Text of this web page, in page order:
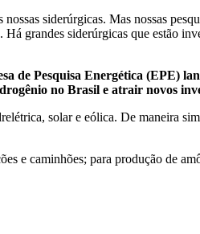
siderúrgicas. Mas nossas
grandes siderúrgicas que estão
de Pesquisa Energética (EPE)
no Brasil e atrair novos
solar e eólica. De maneira
e caminhões; para produção de